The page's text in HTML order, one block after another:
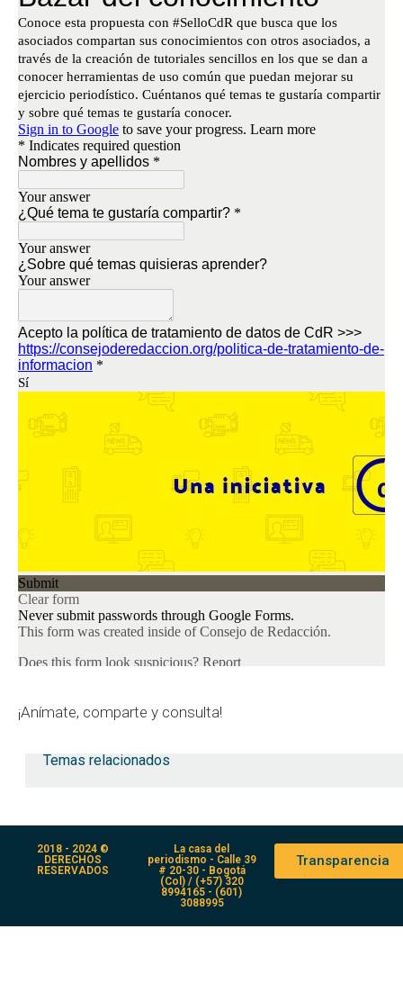
¡Anímate, comparte y consulta!
Temas relacionados
2018 - 2024 ©
DERECHOS
RESERVADOS
La casa del
periodismo - Calle 39
# 20-30 - Bogotá
(Col) / (+57) 320
8994165 - (601)
3088995
Transparencia